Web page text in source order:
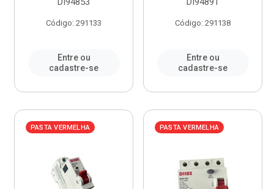
Código: 291133
Entre ou
cadastre-se
Código: 291138
Entre ou
cadastre-se
PASTA VERMELHA PASTA VERMELHA